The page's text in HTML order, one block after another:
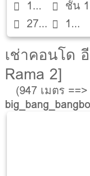
1
Bed27
ตรม.
ชั้น
ตึก A
1
ห้องน้ำ
เช่าคอนโด
Rama 2]
(947 เมตร ==>